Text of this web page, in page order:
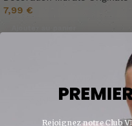
7,99 €
0
Rejoignez notre Club